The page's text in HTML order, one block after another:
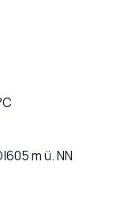
|605m ü. NN